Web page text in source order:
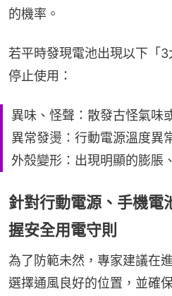
的機率。
若平時發現電池出現以下「
停止使用：
異味、怪聲：散發古怪氣味
異常發燙：行動電源溫度異
外殼變形：出現明顯的膨脹
針對行動電源、手機電
握安全用電守則
為了防範未然，專家建議在
選擇通風良好的位置，並確